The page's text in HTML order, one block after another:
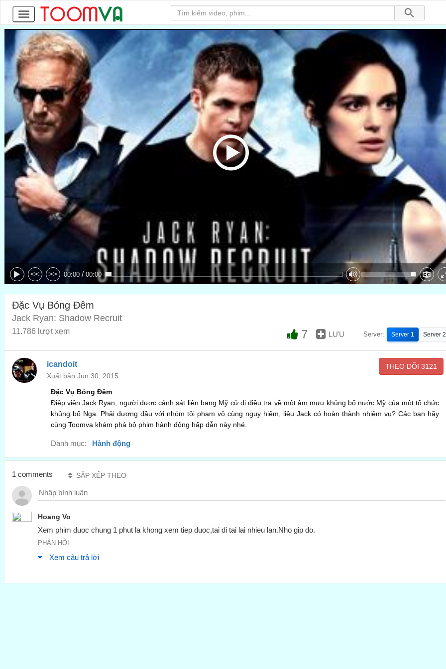
<< >> 00:00 / 00:00
Đặc Vụ Bóng Đêm
Jack Ryan: Shadow Recruit
11.786 lượt xem 7 LƯU Server: Server 1 Server 2
icandoit
Xuất bản Jun 30, 2015
THEO DÕI 3121
Đặc Vụ Bóng Đêm
Điệp viên Jack Ryan, người được cảnh sát liên bang Mỹ cử đi điều tra về một âm mưu khủng bố nước Mỹ của một tổ chức
khủng bố Nga. Phải đương đầu với nhóm tội phạm vô cùng nguy hiểm, liệu Jack có hoàn thành nhiệm vụ? Các bạn hãy
cùng Toomva khám phá bộ phim hành động hấp dẫn này nhé.
Danh mục: Hành động
22
1 comments SẮP XẾP THEO
Hoang Vo
Xem phim duoc chung 1 phut la khong xem tiep duoc,tai di tai lai nhieu lan.Nho gip do.
PHẢN HỒI
Xem câu trả lời